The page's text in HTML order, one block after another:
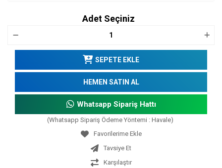
Adet Seçiniz
SEPETE EKLE
HEMEN SATIN AL
Whatsapp Sipariş Hattı
(Whatsapp Sipariş Ödeme Yöntemi : Havale)
Tavsiye Et
Karşılaştır